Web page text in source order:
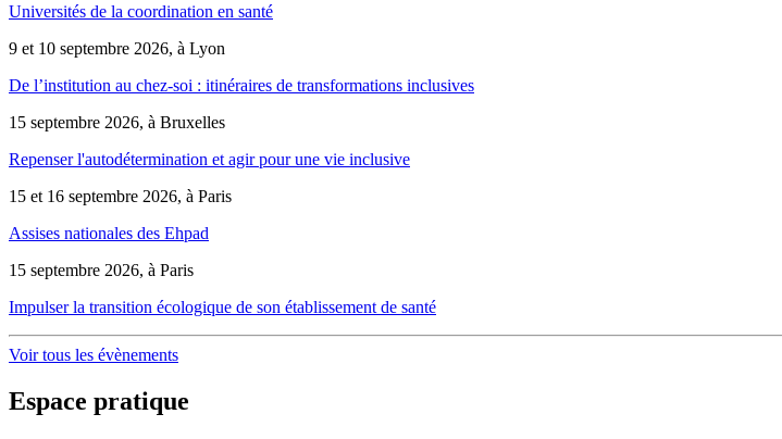
Universités de la coordination en santé
9 et 10 septembre 2026, à Lyon
De l’institution au chez-soi : itinéraires de transformations inclusives
15 septembre 2026, à Bruxelles
Repenser l'autodétermination et agir pour une vie inclusive
15 et 16 septembre 2026, à Paris
Assises nationales des Ehpad
15 septembre 2026, à Paris
Impulser la transition écologique de son établissement de santé
Voir tous les évènements
Espace pratique